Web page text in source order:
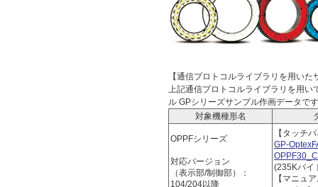
【通信プロトコルライブラリを用い
上記通信プロトコルライブラリを用い
ル GPシリーズサンプル作画データで
対象機種形名
OPPFシリーズ
対応バージョン
（表示部/制御部）：
104/204以降
【タッチ
GP-
(235Kバイ
【マニュ